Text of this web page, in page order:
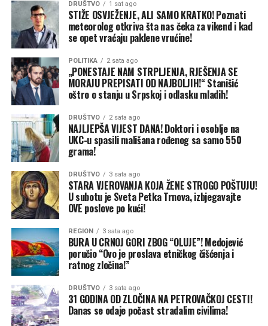
stranački plijen. Imamo apsurd da pojedini direktori,
nakon neuspješnog vođenja jednog preduzeća, bez
ikakve odgovornosti samo pređu na čelo drugog.
Revizorski izvještaji se ignorišu. Javna preduzeća se ne
finansiraju iz stranačkih budžeta, već iz džepova
građana, i ukoliko ne uvedemo ličnu odgovornost za loše
upravljanje, ta preduzeća će se polako ugasiti”, upozorio
je Stanišić.
Mladi žele promijeniti sistem, a ne samo otići
Kao predstavnik mlađe generacije političara, Stanišić
tvrdi da mladi nisu nezainteresovani za politiku, već su
im vrata u tradicionalnim stranačkim strukturama
zatvorena.
„Često se govori da mladi odlaze jer nisu dovoljno
patriotski osviješteni, što nije tačno. Oni jednostavno ne
žele da žive u ovakvom ambijentu i sistemu. Mladi nisu tu
samo da lijepe plakate i mašu zastavicama, već da daju
ideje i konkretan doprinos. Mi smo u ‘Sigurnoj Srpskoj’
otvorili vrata mladima. Proputovao sam svijet, ali i dalje
tvrdim da je kod kuće najbolje i da se dobre stvari iz
razvijenih zemalja mogu vrlo lako prepisati i primijeniti
DRUŠTVO 1 sat ago
STIŽE OSVJEŽENJE, ALI SAMO KRATKO! Poznati
meteorolog otkriva šta nas čeka za vikend i kad
se opet vraćaju paklene vrućine!
POLITIKA 2 sata ago
„PONESTAJE NAM STRPLJENJA, RJEŠENJA SE
MORAJU PREPISATI OD NAJBOLJIH!“ Stanišić
oštro o stanju u Srpskoj i odlasku mladih!
DRUŠTVO 2 sata ago
NAJLJEPŠA VIJEST DANA! Doktori i osoblje na
UKC-u spasili mališana rođenog sa samo 550
grama!
DRUŠTVO 3 sata ago
STARA VJEROVANJA KOJA ŽENE STROGO POŠTUJU!
U subotu je Sveta Petka Trnova, izbjegavajte
OVE poslove po kući!
REGION 3 sata ago
BURA U CRNOJ GORI ZBOG “OLUJE”! Medojević
poručio “Ovo je proslava etničkog čišćenja i
ratnog zločina!”
DRUŠTVO 3 sata ago
31 GODINA OD ZLOČINA NA PETROVAČKOJ CESTI!
Danas se odaje počast stradalim civilima!